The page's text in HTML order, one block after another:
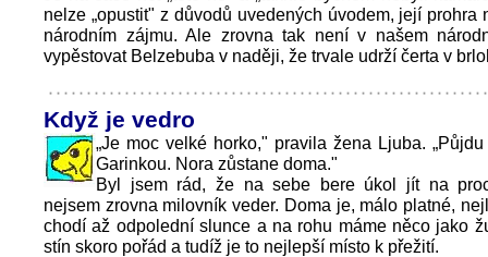
nelze „opustit" z důvodů uvedených úvodem, její prohra
národním zájmu. Ale zrovna tak není v našem
vypěstovat Belzebuba v naději, že trvale udrží čerta v
Když je vedro
„Je moc velké horko," pravila žena Ljuba.
Garinkou. Nora zůstane doma."
Byl jsem rád, že na sebe bere úkol jít na
nejsem zrovna milovník veder. Doma je, málo platné,
chodí až odpolední slunce a na rohu máme něco jako
stín skoro pořád a tudíž je to nejlepší místo k přežití.